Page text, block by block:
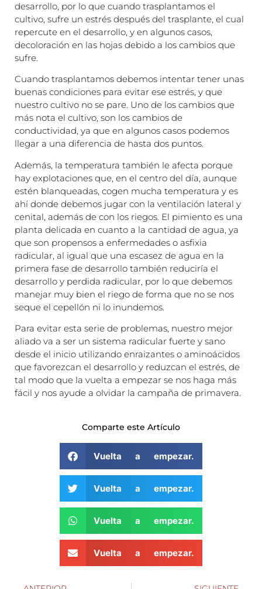
desarrollo, por lo que cuando trasplantamos el
cultivo, sufre un estrés después del trasplante, el cual
repercute en el desarrollo, y en algunos casos,
decoloración en las hojas debido a los cambios que
sufre.
Cuando trasplantamos debemos intentar tener unas
buenas condiciones para evitar ese estrés, y que
nuestro cultivo no se pare. Uno de los cambios que
más nota el cultivo, son los cambios de
conductividad, ya que en algunos casos podemos
llegar a una diferencia de hasta dos puntos.
Además, la temperatura también le afecta porque
hay explotaciones que, en el centro del día, aunque
estén blanqueadas, cogen mucha temperatura y es
ahí donde debemos jugar con la ventilación lateral y
cenital, además de con los riegos. El pimiento es una
planta delicada en cuanto a la cantidad de agua, ya
que son propensos a enfermedades o asfixia
radicular, al igual que una escasez de agua en la
primera fase de desarrollo también reduciría el
desarrollo y perdida radicular, por lo que debemos
manejar muy bien el riego de forma que no se nos
seque el cepellón ni lo inundemos.
Para evitar esta serie de problemas, nuestro mejor
aliado va a ser un sistema radicular fuerte y sano
desde el inicio utilizando enraizantes o aminoácidos
que favorezcan el desarrollo y reduzcan el estrés, de
tal modo que la vuelta a empezar se nos haga más
fácil y nos ayude a olvidar la campaña de primavera.
Comparte este Artículo
Vuelta a empezar.
Vuelta a empezar.
Vuelta a empezar.
Vuelta a empezar.